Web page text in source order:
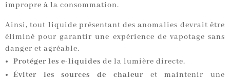
impropre à la consommation.
Ainsi, tout liquide présentant des anomalies devrait être
éliminé pour garantir une expérience de vapotage sans
danger et agréable.
Protéger les e-liquides de la lumière directe.
Éviter les sources de chaleuret maintenir une